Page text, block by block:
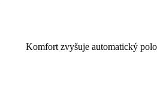
Komfort zvyšuje automatický